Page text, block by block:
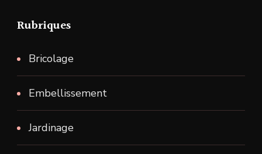
Rubriques
Bricolage
Embellissement
Jardinage